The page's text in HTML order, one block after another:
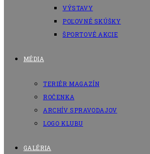
VÝSTAVY
POĽOVNÉ SKÚŠKY
ŠPORTOVÉ AKCIE
MÉDIA
TERIÉR MAGAZÍN
ROČENKA
ARCHÍV SPRAVODAJOV
LOGO KLUBU
GALÉRIA